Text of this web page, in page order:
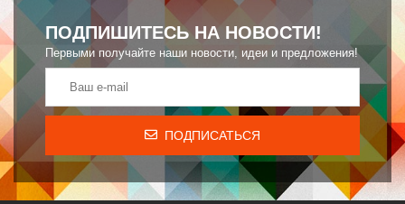
ПОДПИШИТЕСЬ НА НОВОСТИ!
Первыми получайте наши новости, идеи и предложения!
ПОДПИСАТЬСЯ